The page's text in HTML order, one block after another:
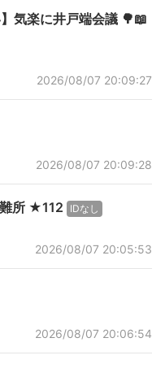
気楽に井戸端会議 🌳📖
2026/08/07 20:09:27
2026/08/07 20:09:28
所 ★112 IDなし
2026/08/07 20:05:53
2026/08/07 20:06:54